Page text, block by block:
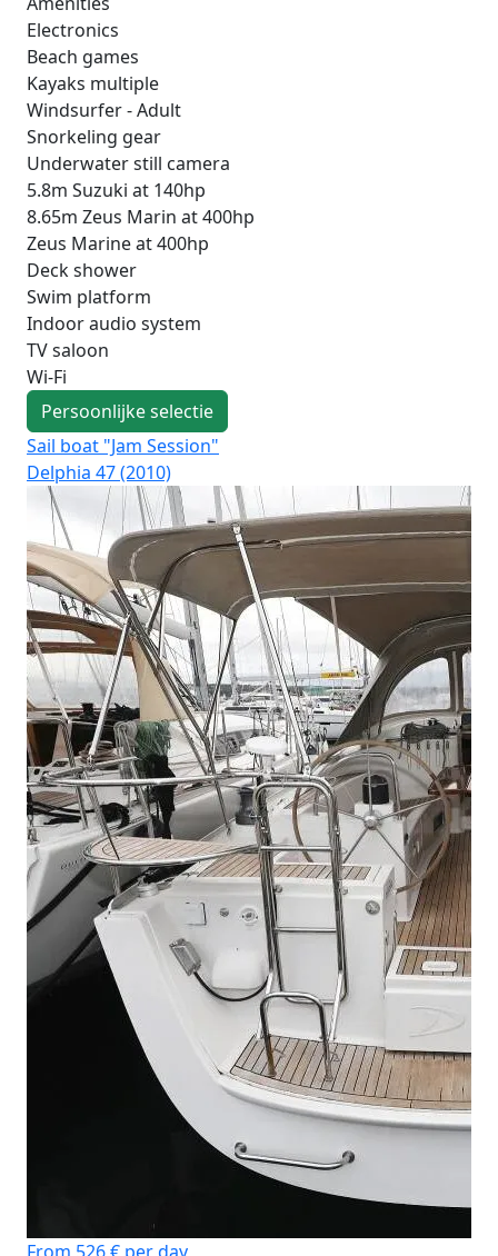
Electronics
Beach games
Kayaks multiple
Windsurfer - Adult
Snorkeling gear
Underwater still camera
5.8m Suzuki at 140hp
8.65m Zeus Marin at 400hp
Zeus Marine at 400hp
Deck shower
Swim platform
Indoor audio system
TV saloon
Wi-Fi
Persoonlijke selectie
Sail boat "Jam Session"
Delphia 47 (2010)